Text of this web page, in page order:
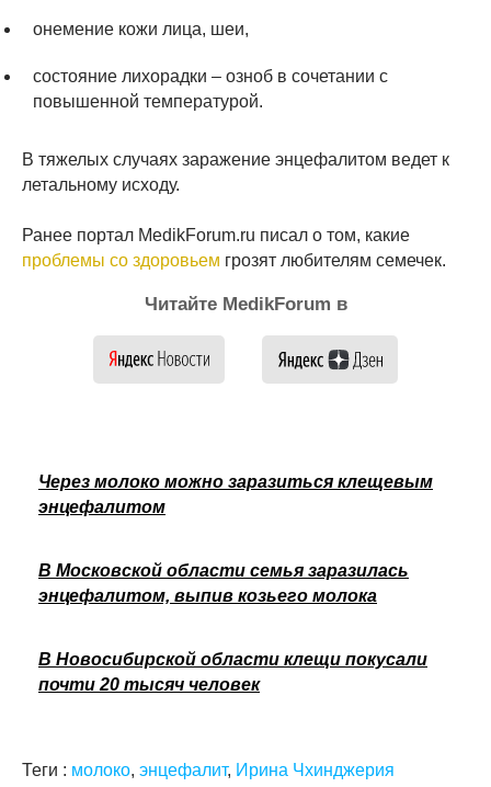
онемение кожи лица, шеи,
состояние лихорадки – озноб в сочетании с
повышенной температурой.
В тяжелых случаях заражение энцефалитом ведет к
летальному исходу.
Ранее портал MedikForum.ru писал о том, какие
проблемы со здоровьем грозят любителям семечек.
Читайте MedikForum в
Через молоко можно заразиться клещевым
энцефалитом
В Московской области семья заразилась
энцефалитом, выпив козьего молока
В Новосибирской области клещи покусали
почти 20 тысяч человек
Теги : молоко, энцефалит, Ирина Чхинджерия